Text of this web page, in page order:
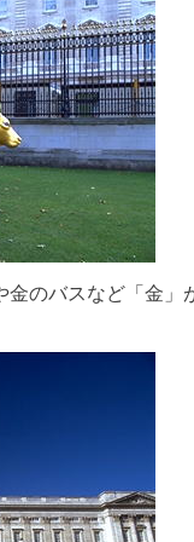
のバスなど「金」